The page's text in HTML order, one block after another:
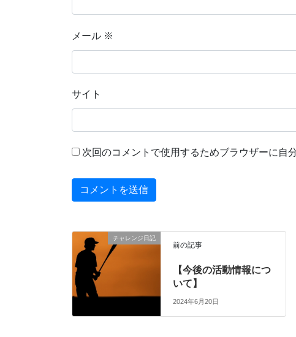
メール ※
サイト
次回のコメントで使用するためブラウザーに自
チャレンジ日記
前の記事
【今後の活動情報につ
いて】
2024年6月20日